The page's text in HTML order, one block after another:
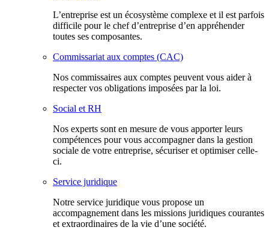
L’entreprise est un écosystème complexe et il est parfois
difficile pour le chef d’entreprise d’en appréhender
toutes ses composantes.
Commissariat aux comptes (CAC)
Nos commissaires aux comptes peuvent vous aider à
respecter vos obligations imposées par la loi.
Social et RH
Nos experts sont en mesure de vous apporter leurs
compétences pour vous accompagner dans la gestion
sociale de votre entreprise, sécuriser et optimiser celle-
ci.
Service juridique
Notre service juridique vous propose un
accompagnement dans les missions juridiques courantes
et extraordinaires de la vie d’une société.